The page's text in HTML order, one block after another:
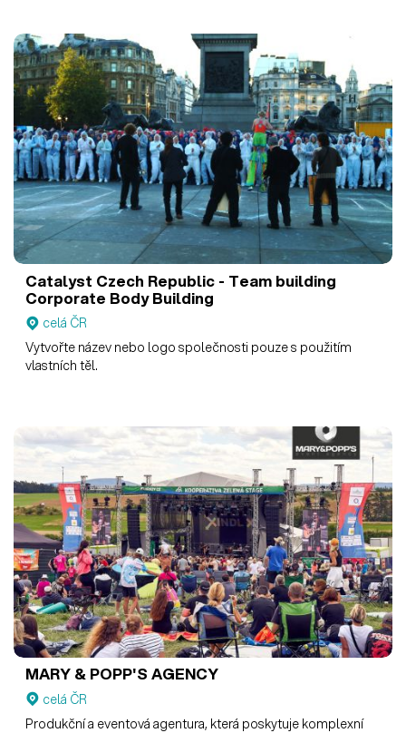
Catalyst Czech Republic - Team building
Corporate Body Building
celá ČR
Vytvořte název nebo logo společnosti pouze s použitím
vlastních těl.
MARY & POPP'S AGENCY
celá ČR
Produkční a eventová agentura, která poskytuje komplexní